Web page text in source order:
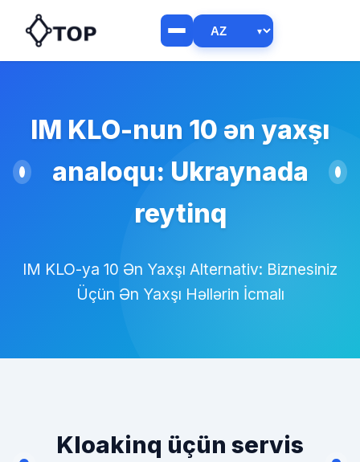
IM KLO-nun 10 ən yaxşı
analoqu: Ukraynada
reytinq
IM KLO-ya 10 Ən Yaxşı Alternativ: Biznesiniz
Üçün Ən Yaxşı Həllərin İcmalı
Kloakinq üçün servis